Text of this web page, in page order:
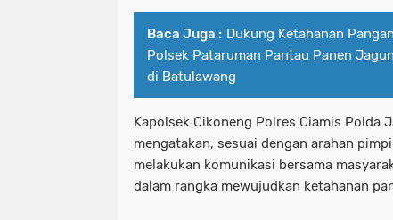
Baca Juga : Dukung Ketahanan
Polsek Pataruman Pantau Panen
di Batulawang
Kapolsek Cikoneng Polres Ciamis Polda
mengatakan, sesuai dengan arahan
melakukan komunikasi bersama
dalam rangka mewujudkan ketahanan